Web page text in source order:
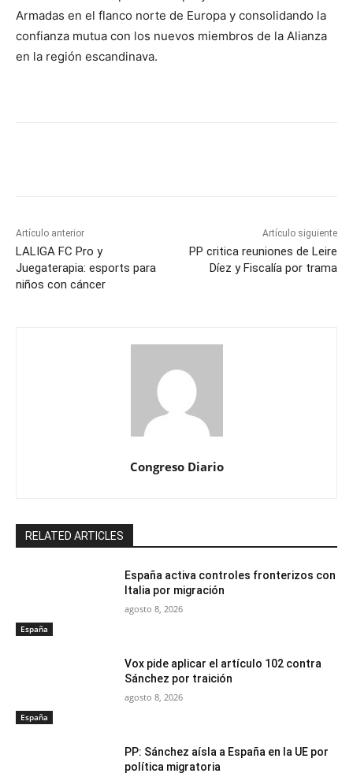
Armadas en el flanco norte de Europa y consolidando la
confianza mutua con los nuevos miembros de la Alianza
en la región escandinava.
Artículo anterior
LALIGA FC Pro y
Juegaterapia: esports para
niños con cáncer
Artículo siguiente
PP critica reuniones de Leire
Díez y Fiscalía por trama
Congreso Diario
RELATED ARTICLES
España
España activa controles fronterizos con
Italia por migración
agosto 8, 2026
España
Vox pide aplicar el artículo 102 contra
Sánchez por traición
agosto 8, 2026
PP: Sánchez aísla a España en la UE por
política migratoria